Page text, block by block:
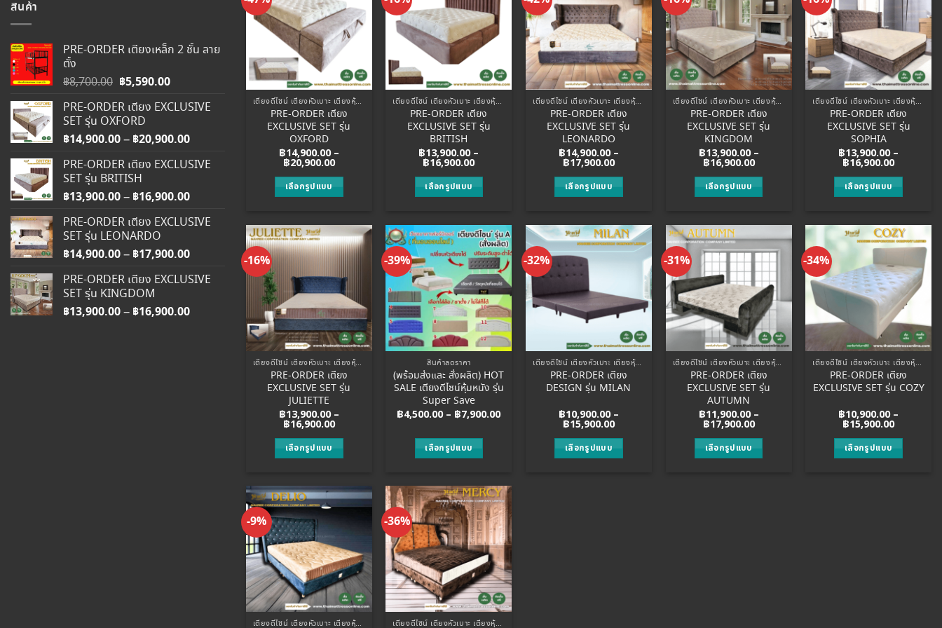
สินค้า
PRE-ORDER เตียงเหล็ก 2 ชั้น ลาย
ตั้ง
฿8,700.00 Original
was:
฿8,700.00.
฿5,590.00Current
is:
PRE-ORDER เตียง EXCLUSIVE
SET รุ่น OXFORD
฿14,900.00– ฿20,900.00Price
฿14,900.00
฿20,900.00
PRE-ORDER เตียง EXCLUSIVE
SET รุ่น BRITISH
฿13,900.00– ฿16,900.00Price
฿13,900.00
฿16,900.00
PRE-ORDER เตียง EXCLUSIVE
SET รุ่น LEONARDO
฿14,900.00– ฿17,900.00Price
฿14,900.00
฿17,900.00
PRE-ORDER เตียง EXCLUSIVE
SET รุ่น KINGDOM
฿13,900.00– ฿16,900.00Price
Wishlist
เตียงดีไซน์ เตียงหัวเบาะ เตียงหุ้มหนัง
PRE-ORDER เตียง
EXCLUSIVE SET รุ่น
OXFORD
฿14,900.00 –
฿20,900.00Price
฿14,900.00
฿20,900.00
เลือกรูปแบบ
has
multiple
The
may
be
chosen
on
the
product
page
Wishlist
เตียงดีไซน์ เตียงหัวเบาะ เตียงหุ้มหนัง
PRE-ORDER เตียง
EXCLUSIVE SET รุ่น
BRITISH
฿13,900.00 –
฿16,900.00Price
฿13,900.00
฿16,900.00
เลือกรูปแบบ
has
multiple
variants.
The
options
may
be
chosen
on
the
product
page
Wishlist
เตียงดีไซน์ เตียงหัวเบาะ เตียงหุ้มหนัง
PRE-ORDER เตียง
EXCLUSIVE SET รุ่น
LEONARDO
฿14,900.00 –
฿17,900.00Price
฿14,900.00
฿17,900.00
เลือกรูปแบบ
has
multiple
variants.
The
options
may
chosen
on
the
product
page
Wishlist
เตียงดีไซน์ เตียงหัวเบาะ เตียงหุ้มหนัง
PRE-ORDER เตียง
EXCLUSIVE SET รุ่น
KINGDOM
฿13,900.00 –
฿16,900.00Price
฿13,900.00
฿16,900.00
เลือกรูปแบบ
has
multiple
variants.
The
options
may
be
chosen
on
the
product
page
Wishlist
เตียงดีไซน์ เตียงหัวเบาะ เตียงหุ้มหนัง
PRE-ORDER เตียง
EXCLUSIVE SET รุ่น
SOPHIA
฿13,900.00 –
฿16,900.00Price
฿
฿
เลือกรูปแบบ
has
multiple
variants.
The
options
may
be
chosen
on
the
product
page
-16%
เตียงดีไซน์ เตียงหัวเบาะ เตียงหุ้มหนัง
PRE-ORDER เตียง
EXCLUSIVE SET รุ่น
JULIETTE
฿13,900.00 –
฿16,900.00Price
฿13,900.00
฿16,900.00
เลือกรูปแบบ
has
multiple
variants.
The
options
may
be
chosen
-39%
Add to
Wishlist
สินค้าลดราคา
(พร้อมส่งและ สั่งผลิต) HOT
SALE เตียงดีไซน์หุ้มหนัง รุ่น
Super Save
฿4,500.00 – ฿7,900.00Price
เลือกรูปแบบ
has
multiple
variants.
The
options
may
be
chosen
-32%
เตียงดีไซน์ เตียงหัวเบาะ เตียงหุ้มหนัง
PRE-ORDER เตียง
DESIGN รุ่น MILAN
฿10,900.00 –
฿15,900.00Price
฿10,900.00
฿15,900.00
เลือกรูปแบบ
-31%
Add to
Wishlist
เตียงดีไซน์ เตียงหัวเบาะ เตียงหุ้มหนัง
PRE-ORDER เตียง
EXCLUSIVE SET รุ่น
AUTUMN
฿11,900.00 –
฿17,900.00Price
฿11,900.00
฿17,900.00
เลือกรูปแบบ
-34%
Add to
Wishlist
เตียงดีไซน์ เตียงหัวเบาะ เตียงหุ้มหนัง
PRE-ORDER เตียง
EXCLUSIVE SET รุ่น COZY
฿10,900.00 –
฿15,900.00Price
฿
฿
เลือกรูปแบบ
-9%
Wishlist
เตียงดีไซน์ เตียงหัวเบาะ เตียงหุ้มหนัง
-36%
Add to
Wishlist
เตียงดีไซน์ เตียงหัวเบาะ เตียงหุ้มหนัง